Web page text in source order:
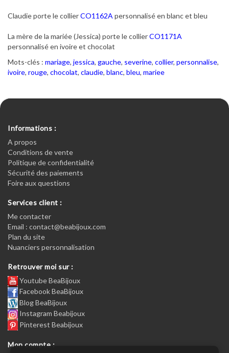
Claudie porte le collierCO1162A personnalisé en blanc et bleu
La mère de la mariée (Jessica) porte le collierCO1171A
personnalisé en ivoire et chocolat
Mots-clés : mariage, jessica, gauche, severine, collier, personnalise,
ivoire, rouge, chocolat, claudie, blanc, bleu, mariee
Informations :
A propos
Conditions de vente
Politique de confidentialité
Sécurité des paiements
Foire aux questions
Services client :
Me contacter
Email : contact@beabijoux.com
Plan du site
Nuanciers personnalisation
Retrouver moi sur :
Youtube BeaBijoux
Facebook BeaBijoux
Blog BeaBijoux
Instagram Beabijoux
Pinterest Beabijoux
Mon compte :